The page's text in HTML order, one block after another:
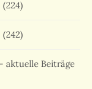
(224)
(242)
aktuelle Beiträge